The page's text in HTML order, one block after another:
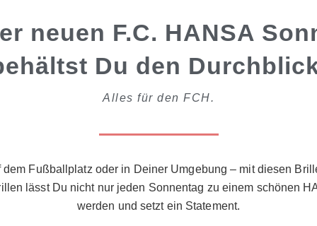
neuen F.C. HANSA
Du den
Alles für den FCH.
dem Fußballplatz oder in Deiner Umgebung – mit diesen
lässt Du nicht nur jeden Sonnentag zu einem schönen
werden und setzt ein Statement.